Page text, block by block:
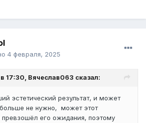
4 февраля, 2025
17:30, Вячеслав063 сказал:
эстетический результат, и может
не нужно, может этот
превзошёл его ожидания, поэтому